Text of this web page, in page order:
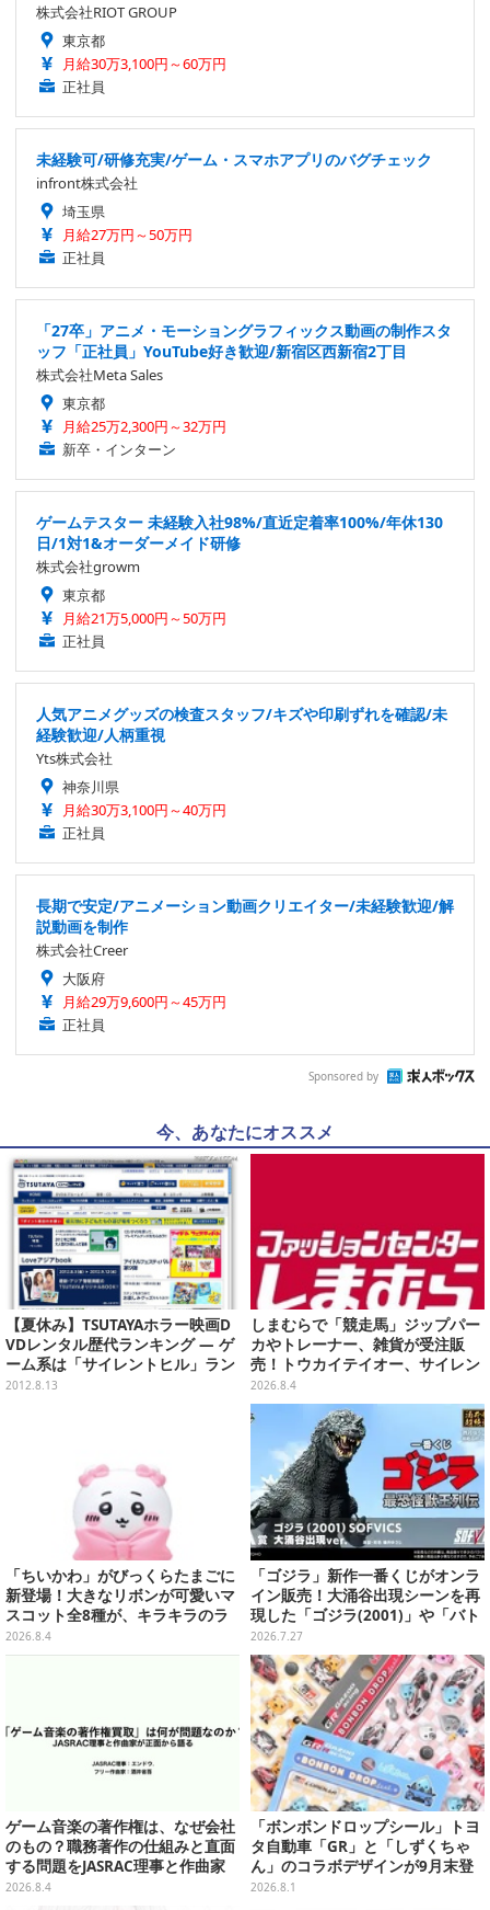
株式会社RIOT GROUP
東京都
月給30万3,100円～60万円
正社員
未経験可/研修充実/ゲーム・スマホアプリのバグチェック
infront株式会社
埼玉県
月給27万円～50万円
正社員
「27卒」アニメ・モーショングラフィックス動画の制作スタ
ッフ「正社員」YouTube好き歓迎/新宿区西新宿2丁目
株式会社Meta Sales
東京都
月給25万2,300円～32万円
新卒・インターン
ゲームテスター 未経験入社98%/直近定着率100%/年休130
日/1対1&オーダーメイド研修
株式会社growm
東京都
月給21万5,000円～50万円
正社員
人気アニメグッズの検査スタッフ/キズや印刷ずれを確認/未
経験歓迎/人柄重視
Yts株式会社
神奈川県
月給30万3,100円～40万円
正社員
長期で安定/アニメーション動画クリエイター/未経験歓迎/解
説動画を制作
株式会社Creer
大阪府
月給29万9,600円～45万円
正社員
Sponsored by
今、あなたにオススメ
【夏休み】TSUTAYAホラー映画D
VDレンタル歴代ランキング ― ゲ
ーム系は「サイレントヒル」ラン
クイン
2012.8.13
しまむらで「競走馬」ジップパー
カやトレーナー、雑貨が受注販
売！トウカイテイオー、サイレン
ススズカなど名馬5頭をデザイン
2026.8.4
「ちいかわ」がびっくらたまごに
新登場！大きなリボンが可愛いマ
スコット全8種が、キラキラのラ
メ入り入浴剤から飛び出す
2026.8.4
「ゴジラ」新作一番くじがオンラ
イン販売！大涌谷出現シーンを再
現した「ゴジラ(2001)」や「バト
ラ(幼虫)」など4体の迫力フィギュ
ア
2026.7.27
ゲーム音楽の著作権は、なぜ会社
のもの？職務著作の仕組みと直面
する問題をJASRAC理事と作曲家
が徹底解説【CEDEC 2026】
2026.8.4
「ボンボンドロップシール」トヨ
タ自動車「GR」と「しずくちゃ
ん」のコラボデザインが9月末登
場！くま吉らも描かれた全4柄
2026.8.1